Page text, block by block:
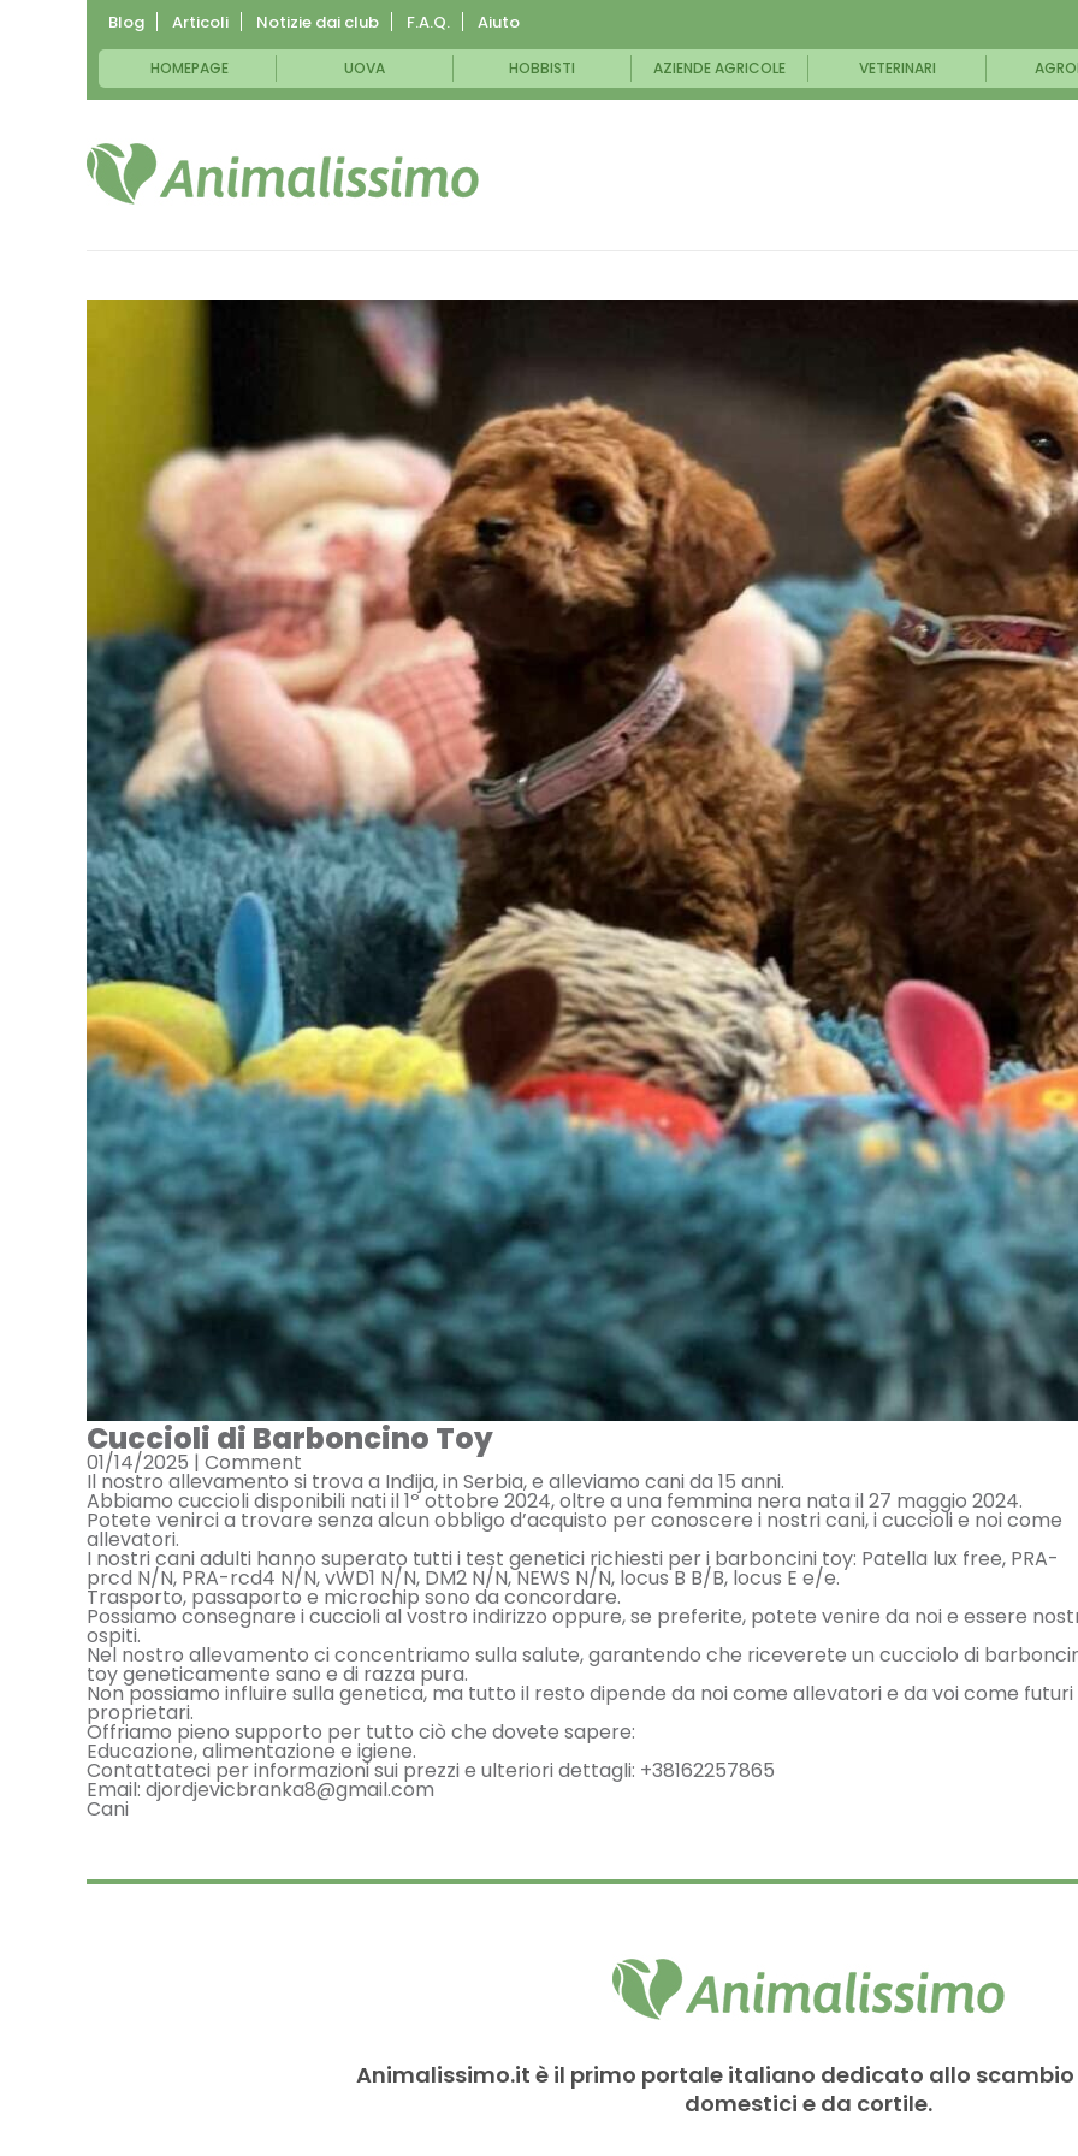
Blog Articoli Notizie dai club F.A.Q. Aiuto
HOMEPAGE UOVA HOBBISTI AZIENDE AGRICOLE VETERINARI
Cuccioli di Barboncino Toy
01/14/2025 | Comment
Il nostro allevamento si trova a Inđija, in Serbia, e alleviamo cani da 15 anni.
Abbiamo cuccioli disponibili nati il 1º ottobre 2024, oltre a una femmina nera nata il 27 maggio 2024.
Potete venirci a trovare senza alcun obbligo d’acquisto per conoscere i nostri cani, i cuccioli e noi come
allevatori.
I nostri cani adulti hanno superato tutti i test genetici richiesti per i barboncini toy: Patella lux free, PRA-
prcd N/N, PRA-rcd4 N/N, vWD1 N/N, DM2 N/N, NEWS N/N, locus B B/B, locus E e/e.
Trasporto, passaporto e microchip sono da concordare.
Possiamo consegnare i cuccioli al vostro indirizzo oppure, se preferite, potete venire da noi e essere
ospiti.
Nel nostro allevamento ci concentriamo sulla salute, garantendo che riceverete un cucciolo di
toy geneticamente sano e di razza pura.
Non possiamo influire sulla genetica, ma tutto il resto dipende da noi come allevatori e da voi come futuri
proprietari.
Offriamo pieno supporto per tutto ciò che dovete sapere:
Educazione, alimentazione e igiene.
Contattateci per informazioni sui prezzi e ulteriori dettagli: +38162257865
Email: djordjevicbranka8@gmail.com
Cani
Animalissimo.it è il primo portale italiano dedicato allo
domestici e da cortile.